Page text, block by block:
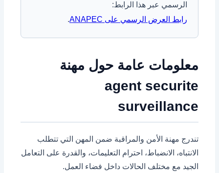
الرسمي عبر هذا الرابط:
رابط العرض الرسمي على ANAPEC
.
معلومات عامة حول مهنة
agent securite
surveillance
تندرج مهنة الأمن والمراقبة ضمن المهن التي تتطلب
الانتباه، الانضباط، احترام التعليمات، والقدرة على التعامل
الجيد مع مختلف الحالات داخل فضاء العمل.